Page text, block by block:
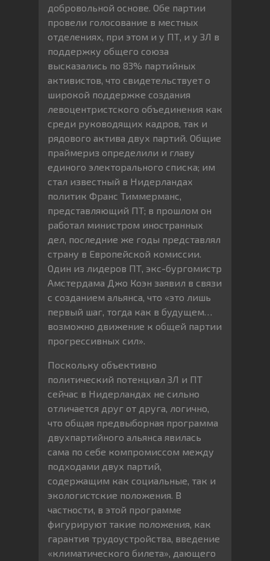
добровольной основе. Обе партии
провели голосование в местных
отделениях, при этом и у ПТ, и у ЗЛ в
поддержку общего союза
высказались по 83% партийных
активистов, что свидетельствует о
широкой поддержке создания
левоцентристского объединения как
среди руководящих кадров, так и
рядового актива двух партий. Общие
праймериз определили и главу
единого электорального списка; им
стал известный в Нидерландах
политик Франс Тиммерманс,
представляющий ПТ; в прошлом он
работал министром иностранных
дел, последние же годы представлял
страну в Европейской комиссии.
Один из лидеров ПТ, экс-бургомистр
Амстердама Джо Коэн заявил в связи
с созданием альянса, что «это лишь
первый шаг, тогда как в будущем…
возможно движение к общей партии
прогрессивных сил».
Поскольку объективно
политический потенциал ЗЛ и ПТ
сейчас в Нидерландах не сильно
отличается друг от друга, логично,
что общая предвыборная программа
двухпартийного альянса явилась
сама по себе компромиссом между
подходами двух партий,
содержащим как социальные, так и
экологистские положения. В
частности, в этой программе
фигурируют такие положения, как
гарантия трудоустройства, введение
«климатического билета», дающего